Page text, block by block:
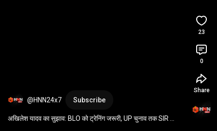
@HNN24x7 Subscribe
अखिलेश यादव का सुझाव: BLO को ट्रेनिंग जरूरी, UP चुनाव तक SIR
23
0
Share